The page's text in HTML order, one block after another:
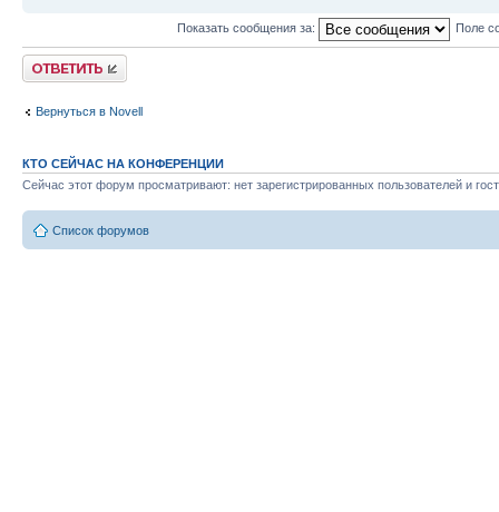
Показать сообщения за: Поле
Ответить
Вернуться в Novell
КТО СЕЙЧАС НА КОНФЕРЕНЦИИ
Сейчас этот форум просматривают: нет зарегистрированных пользователей и
Список форумов